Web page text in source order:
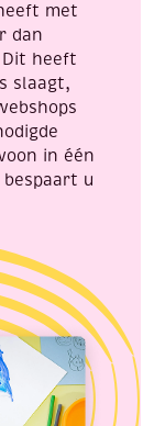
met
dan
heeft
slaagt,
in één
u